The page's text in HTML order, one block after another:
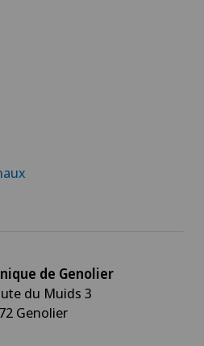
de Genolier
du Muids 3
Genolier